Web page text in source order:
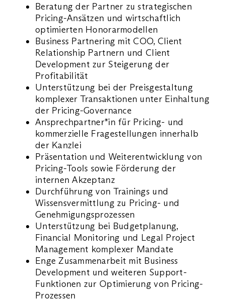
Beratung der Partner zu strategischen
Pricing-Ansätzen und wirtschaftlich
optimierten Honorarmodellen
Business Partnering mit COO, Client
Relationship Partnern und Client
Development zur Steigerung der
Profitabilität
Unterstützung bei der Preisgestaltung
komplexer Transaktionen unter Einhaltung
der Pricing-Governance
Ansprechpartner*in für Pricing- und
kommerzielle Fragestellungen innerhalb
der Kanzlei
Präsentation und Weiterentwicklung von
Pricing-Tools sowie Förderung der
internen Akzeptanz
Durchführung von Trainings und
Wissensvermittlung zu Pricing- und
Genehmigungsprozessen
Unterstützung bei Budgetplanung,
Financial Monitoring und Legal Project
Management komplexer Mandate
Enge Zusammenarbeit mit Business
Development und weiteren Support-
Funktionen zur Optimierung von Pricing-
Prozessen